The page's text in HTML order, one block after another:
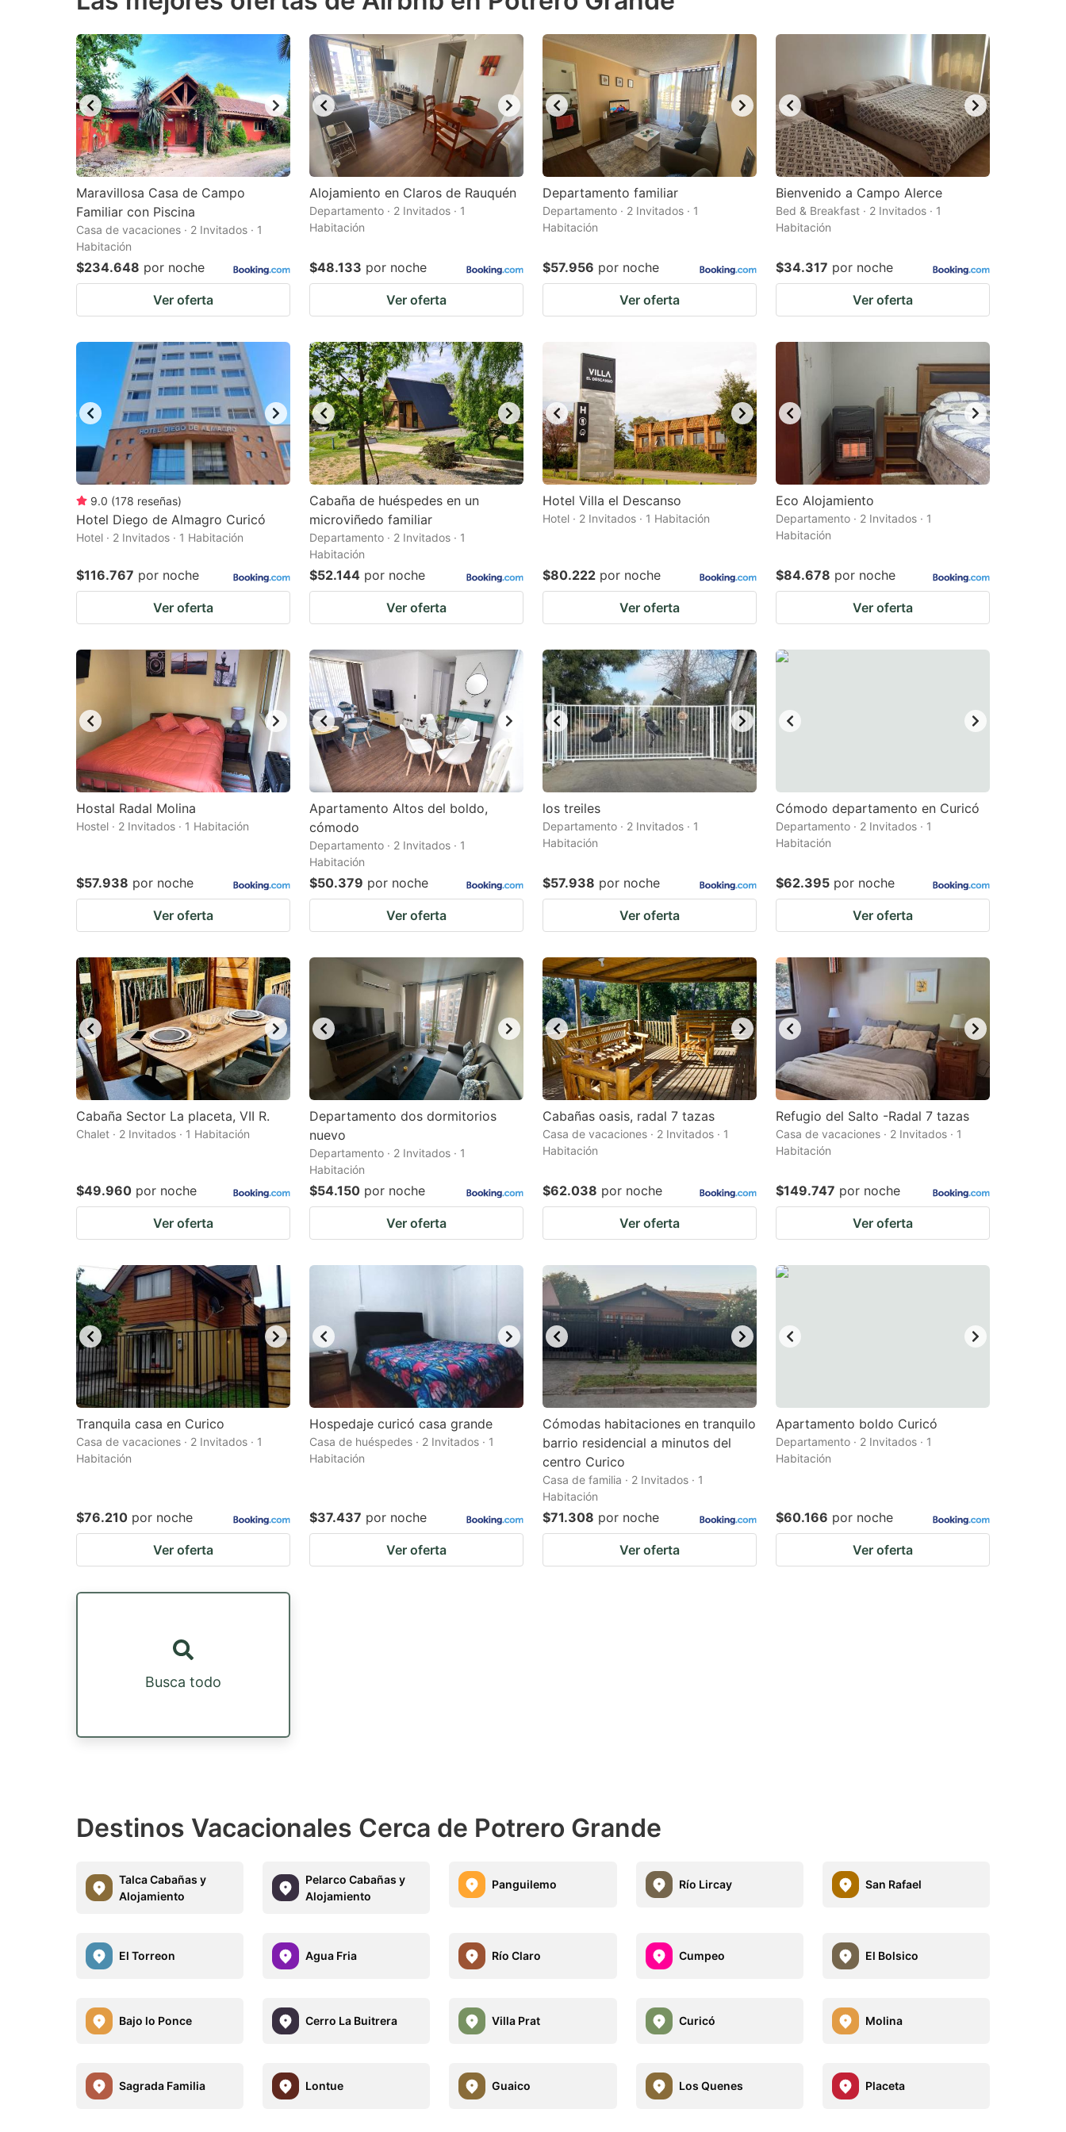
mark
key
to
get
the
keyboard
shortcuts
for
changing
dates.
mark
key
to
get
the
keyboard
shortcuts
for
changing
dates.
Maravillosa Casa de Campo
Familiar con Piscina
Casa de vacaciones · 2 Invitados · 1
Habitación
$234.648 por noche
Ver oferta
Alojamiento en Claros de Rauquén
Departamento · 2 Invitados · 1
Habitación
$48.133 por noche
Ver oferta
Departamento familiar
Departamento · 2 Invitados · 1
Habitación
$57.956 por noche
Ver oferta
Bienvenido a Campo Alerce
Bed & Breakfast · 2 Invitados · 1
Habitación
$34.317 por noche
Ver oferta
9.0 (178 reseñas)
Hotel Diego de Almagro Curicó
Hotel · 2 Invitados · 1 Habitación
$116.767 por noche
Ver oferta
Cabaña de huéspedes en un
microviñedo familiar
Departamento · 2 Invitados · 1
Habitación
$52.144 por noche
Ver oferta
Hotel Villa el Descanso
Hotel · 2 Invitados · 1 Habitación
$80.222 por noche
Ver oferta
Eco Alojamiento
Departamento · 2 Invitados · 1
Habitación
$84.678 por noche
Ver oferta
Hostal Radal Molina
Hostel · 2 Invitados · 1 Habitación
$57.938 por noche
Ver oferta
Apartamento Altos del boldo,
cómodo
Departamento · 2 Invitados · 1
Habitación
$50.379 por noche
Ver oferta
los treiles
Departamento · 2 Invitados · 1
Habitación
$57.938 por noche
Ver oferta
Cómodo departamento en Curicó
Departamento · 2 Invitados · 1
Habitación
$62.395 por noche
Ver oferta
Cabaña Sector La placeta, VII R.
Chalet · 2 Invitados · 1 Habitación
$49.960 por noche
Ver oferta
Departamento dos dormitorios
nuevo
Departamento · 2 Invitados · 1
Habitación
$54.150 por noche
Ver oferta
Cabañas oasis, radal 7 tazas
Casa de vacaciones · 2 Invitados · 1
Habitación
$62.038 por noche
Ver oferta
Refugio del Salto -Radal 7 tazas
Casa de vacaciones · 2 Invitados · 1
Habitación
$149.747 por noche
Ver oferta
Tranquila casa en Curico
Casa de vacaciones · 2 Invitados · 1
Habitación
$76.210 por noche
Ver oferta
Hospedaje curicó casa grande
Casa de huéspedes · 2 Invitados · 1
Habitación
$37.437 por noche
Ver oferta
Cómodas habitaciones en tranquilo
barrio residencial a minutos del
centro Curico
Casa de familia · 2 Invitados · 1
Habitación
$71.308 por noche
Ver oferta
Apartamento boldo Curicó
Departamento · 2 Invitados · 1
Habitación
$60.166 por noche
Ver oferta
Busca todo
Destinos Vacacionales Cerca de Potrero Grande
Talca Cabañas y
Alojamiento
Pelarco Cabañas y
Alojamiento
Panguilemo Río Lircay San Rafael
El Torreon Agua Fria Río Claro Cumpeo El Bolsico
Bajo lo Ponce Cerro La Buitrera Villa Prat Curicó Molina
Sagrada Familia Lontue Guaico Los Quenes Placeta